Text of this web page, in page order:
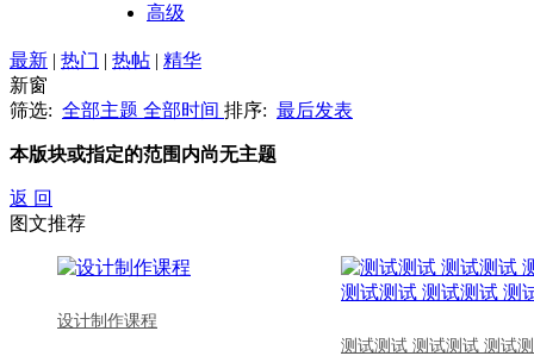
高级
最新 | 热门 | 热帖 | 精华
新窗
筛选: 全部主题 全部时间 排序: 最后发表
本版块或指定的范围内尚无主题
返 回
图文推荐
设计制作课程
测试测试 测试测试 测试